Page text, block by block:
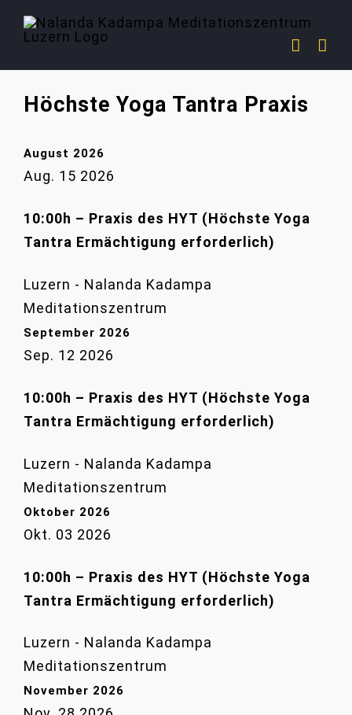
Inhalt
Höchste Yoga Tantra Praxis
August 2026
Aug. 15 2026
10:00h – Praxis des HYT (Höchste Yoga
Tantra Ermächtigung erforderlich)
Luzern - Nalanda Kadampa
Meditationszentrum
September 2026
Sep. 12 2026
10:00h – Praxis des HYT (Höchste Yoga
Tantra Ermächtigung erforderlich)
Luzern - Nalanda Kadampa
Meditationszentrum
Oktober 2026
Okt. 03 2026
10:00h – Praxis des HYT (Höchste Yoga
Tantra Ermächtigung erforderlich)
Luzern - Nalanda Kadampa
Meditationszentrum
November 2026